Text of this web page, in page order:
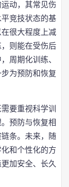
动，其常见伤
竞技状态的基
很大程度上减
则能在受伤后
周期化训练、
为预防和恢复
要重视科学训
预防与恢复相
条。未来，随
和个性化的方
加安全、长久